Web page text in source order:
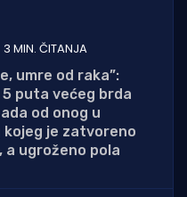
3 MIN. ČITANJA
umre od raka”:
puta većeg brda
od onog u
kojeg je zatvoreno
ugroženo pola